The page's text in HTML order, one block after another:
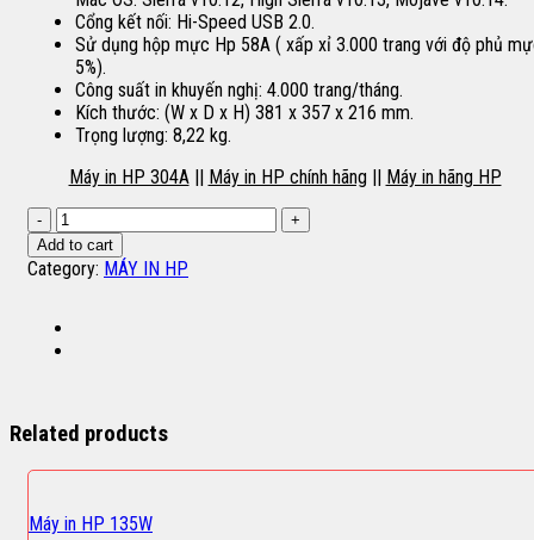
Cổng kết nối: Hi-Speed USB 2.0.
Sử dụng hộp mực Hp 58A ( xấp xỉ 3.000 trang với độ phủ
5%).
Công suất in khuyến nghị: 4.000 trang/tháng.
Kích thước: (W x D x H) 381 x 357 x 216 mm.
Trọng lượng: 8,22 kg.
Máy in HP 304A || Máy in HP chính hãng || Máy in hãng HP
Máy
in
HP
304A
Add to cart
Category: MÁY IN HP
Related products
Máy in HP 135W